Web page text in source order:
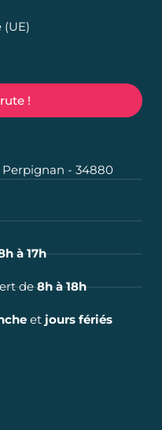
!
- 34880
à 17h
de8h à 18h
et jours fériés